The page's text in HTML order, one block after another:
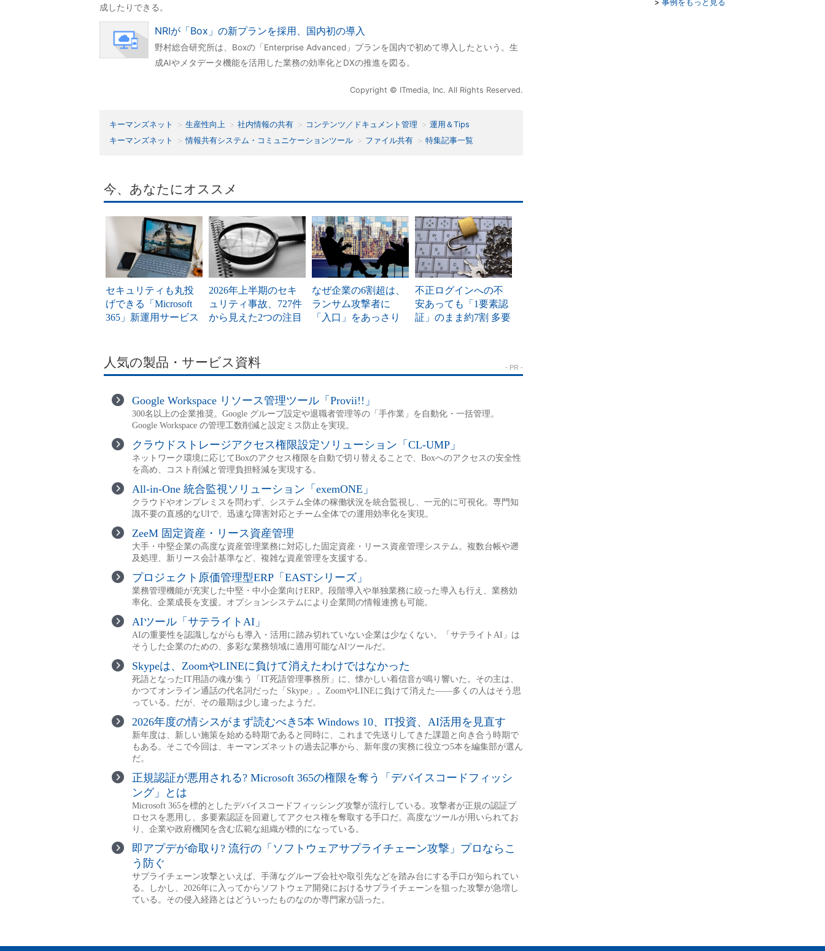
成したりできる。
NRIが「Box」の新プランを採用、国内初の導入
野村総合研究所は、Boxの「Enterprise Advanced」プランを国内で初めて導入したという。生
成AIやメタデータ機能を活用した業務の効率化とDXの推進を図る。
Copyright © ITmedia, Inc. All Rights Reserved.
キーマンズネット 生産性向上 社内情報の共有 コンテンツ／ドキュメント管理
運用＆Tips
キーマンズネット
情報共有システム・コミュニケーションツール ファイル共有 特集記事一覧